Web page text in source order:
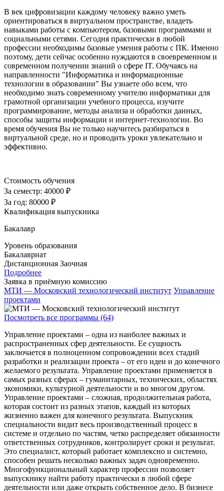
В век цифровизации каждому человеку важно уметь
ориентироваться в виртуальном пространстве, владеть
навыками работы с компьютером, базовыми программами и
социальными сетями. Сегодня практически в любой
профессии необходимы базовые умения работы с ПК. Именно
поэтому, дети сейчас особенно нуждаются в своевременном и
современном получении знаний о сфере IT. Обучаясь на
направленности "Информатика и информационные
технологии в образовании" Вы узнаете обо всем, что
необходимо знать современному учителю информатики для
грамотной организации учебного процесса, изучите
программирование, методы анализа и обработки данных,
способы защиты информации и интернет-технологии. Во
время обучения Вы не только научитесь разбираться в
виртуальной среде, но и проводить уроки увлекательно и
эффективно.
Стоимость обучения
За семестр: 40000 ₽
За год: 80000 ₽
Квалификация выпускника
Бакалавр
Уровень образования
Бакалавриат
Дистанционная Заочная
Подробнее
Заявка в приёмную комиссию
МТИ — Московский технологический институт Управление
проектами
Посмотреть все программы (64)
Управление проектами – одна из наиболее важных и
распространенных сфер деятельности. Ее сущность
заключается в полноценном сопровождении всех стадий
разработки и реализации проекта – от его идеи и до конечного
желаемого результата. Управление проектами применяется в
самых разных сферах – гуманитарных, технических, областях
экономики, культурной деятельности и во многом другом.
Управление проектами – сложная, продолжительная работа,
которая состоит из разных этапов, каждый из которых
жизненно важен для конечного результата. Выпускник
специальности видит весь производственный процесс в
системе и отдельно по частям, четко распределяет обязанности
ответственных сотрудников, контролирует сроки и результат.
Это специалист, который работает комплексно и системно,
способен решать несколько важных задач одновременно.
Многофункциональный характер профессии позволяет
выпускнику найти работу практически в любой сфере
деятельности или даже открыть собственное дело. В бизнесе